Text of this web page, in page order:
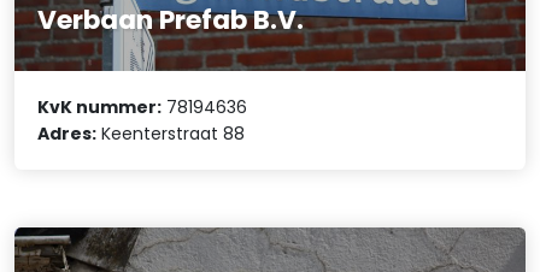
Verbaan Prefab B.V.
KvK nummer: 78194636
Adres: Keenterstraat 88